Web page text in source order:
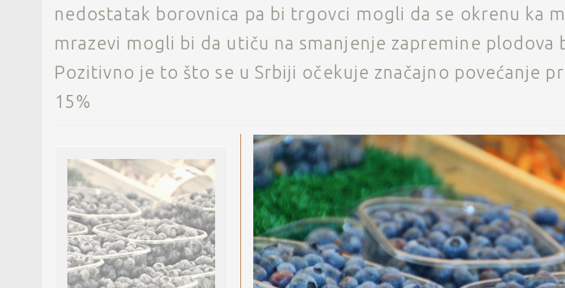
nedostatak borovnica pa bi trgovci mogli da se okrenu ka
mrazevi mogli bi da utiču na smanjenje zapremine plodova
Pozitivno je to što se u Srbiji očekuje značajno povećanje
15%